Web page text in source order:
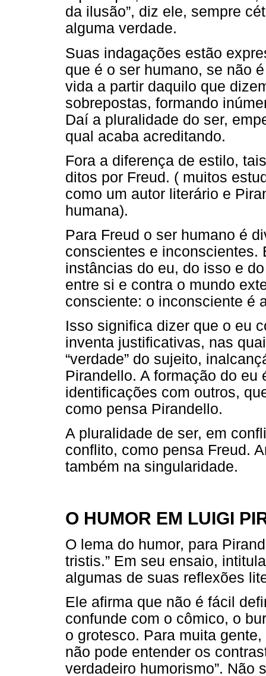
da ilusão”, diz ele, sempre
alguma verdade.
Suas indagações estão
que é o ser humano, se não
vida a partir daquilo que
sobrepostas, formando
Daí a pluralidade do ser,
qual acaba acreditando.
Fora a diferença de estilo,
ditos por Freud. ( muitos
como um autor literário e
humana).
Para Freud o ser humano é
conscientes e inconscientes.
instâncias do eu, do isso e
entre si e contra o mundo
consciente: o inconsciente é
Isso significa dizer que o eu
inventa justificativas, nas
“verdade” do sujeito,
Pirandello. A formação do
identificações com outros,
como pensa Pirandello.
A pluralidade de ser, em
conflito, como pensa Freud.
também na singularidade.
O HUMOR EM LUIGI
O lema do humor, para
tristis.” Em seu ensaio,
algumas de suas reflexões
Ele afirma que não é fácil
confunde com o cômico, o
o grotesco. Para muita
não pode entender os
verdadeiro humorismo”. Não